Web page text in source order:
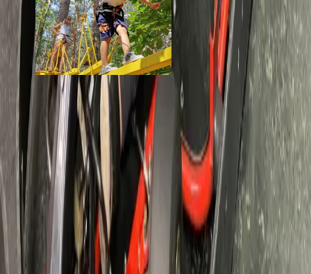
Казаки Разбойники
от 500 ₽
Стоимость · за заезд
от 800 ₽
Маршрут